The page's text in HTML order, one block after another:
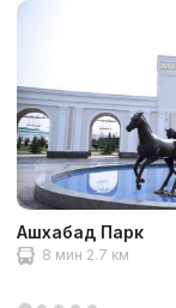
Ашхабад Парк
8 мин 2.7 км